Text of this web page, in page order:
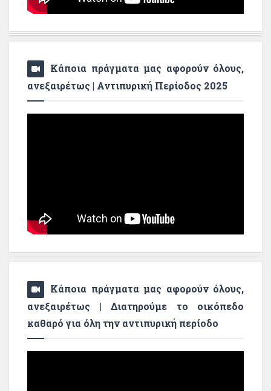
Κάποια πράγματα μας αφορούν όλους,
ανεξαιρέτως | Αντιπυρική Περίοδος 2025
Κάποια πράγματα μας αφορούν όλους,
ανεξαιρέτως | Διατηρούμε το οικόπεδο
καθαρό για όλη την αντιπυρική περίοδο